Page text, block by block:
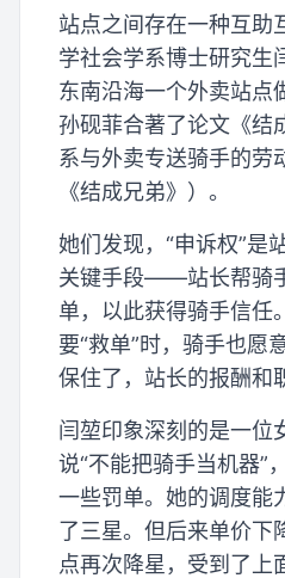
站点之间存在一种互助
学社会学系博士研究生
东南沿海一个外卖站点
孙砚菲合著了论文《结
系与外卖专送骑手的劳
《结成兄弟》）。
她们发现，“申诉权”是
关键手段——站长帮骑
单，以此获得骑手信任
要“救单”时，骑手也愿
保住了，站长的报酬和
闫堃印象深刻的是一位
说“不能把骑手当机器”
一些罚单。她的调度能
了三星。但后来单价下
点再次降星，受到了上